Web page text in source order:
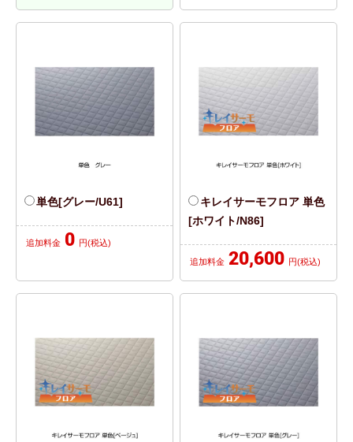
単色[グレー/U61]
追加料金 0 円(税込)
キレイサーモフロア 単色
[ホワイト/N86]
追加料金 20,600 円(税込)